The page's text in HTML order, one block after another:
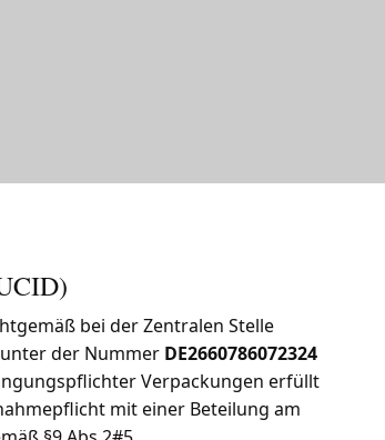
bei der Zentralen Stelle
der Nummer DE2660786072324
Verpackungen erfüllt
mit einer Beteilung am